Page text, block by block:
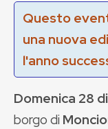
Questo
una nuova
l'anno
Domenica 28
borgo di